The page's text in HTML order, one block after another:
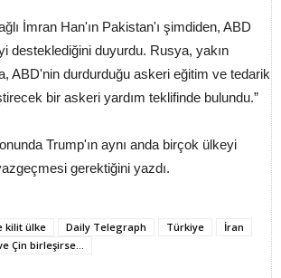
İmran Han'ın Pakistan'ı şimdiden, ABD
desteklediğini duyurdu. Rusya, yakın
ABD'nin durdurduğu askeri eğitim ve tedarik
bir askeri yardım teklifinde bulundu.”
Trump'ın aynı anda birçok ülkeyi
gerektiğini yazdı.
kilit ülke Daily Telegraph Türkiye
İran
Çin birleşirse…